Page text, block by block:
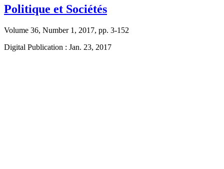
Politique et Sociétés
Volume 36, Number 1, 2017, pp. 3-152
Digital Publication : Jan. 23, 2017